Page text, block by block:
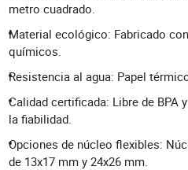
metro cuadrado.
Material ecológico: Fabricado
químicos.
Resistencia al agua: Papel
Calidad certificada: Libre de BPA
la fiabilidad.
Opciones de núcleo flexibles:
de 13x17 mm y 24x26 mm.